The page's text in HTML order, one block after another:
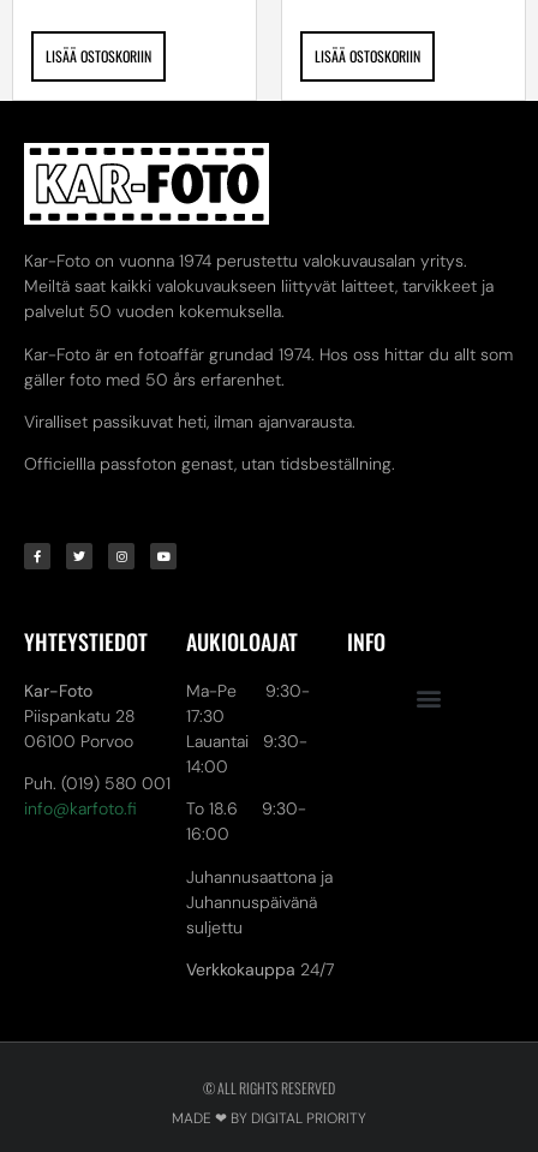
LISÄÄ OSTOSKORIIN LISÄÄ OSTOSKORIIN
Kar-Foto on vuonna 1974 perustettu valokuvausalan yritys.
Meiltä saat kaikki valokuvaukseen liittyvät laitteet, tarvikkeet ja
palvelut 50 vuoden kokemuksella.
Kar-Foto är en fotoaffär grundad 1974. Hos oss hittar du allt som
gäller foto med 50 års erfarenhet.
Viralliset passikuvat heti, ilman ajanvarausta.
Officiellla passfoton genast, utan tidsbeställning.
YHTEYSTIEDOT
Kar-Foto
Piispankatu 28
06100 Porvoo
Puh. (019) 580 001
info@karfoto.fi
AUKIOLOAJAT
Ma-Pe 9:30-
17:30
Lauantai 9:30-
14:00
To 18.6 9:30-
16:00
Juhannusaattona ja
Juhannuspäivänä
suljettu
Verkkokauppa 24/7
INFO
© ALL RIGHTS RESERVED
MADE ❤ BY DIGITAL PRIORITY